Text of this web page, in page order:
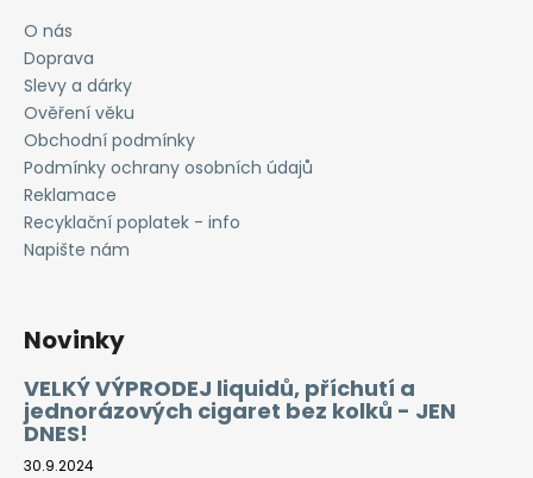
O nás
Doprava
Slevy a dárky
Ověření věku
Obchodní podmínky
Podmínky ochrany osobních údajů
Reklamace
Recyklační poplatek - info
Napište nám
Novinky
VELKÝ VÝPRODEJ liquidů, příchutí a
jednorázových cigaret bez kolků - JEN
DNES!
30.9.2024